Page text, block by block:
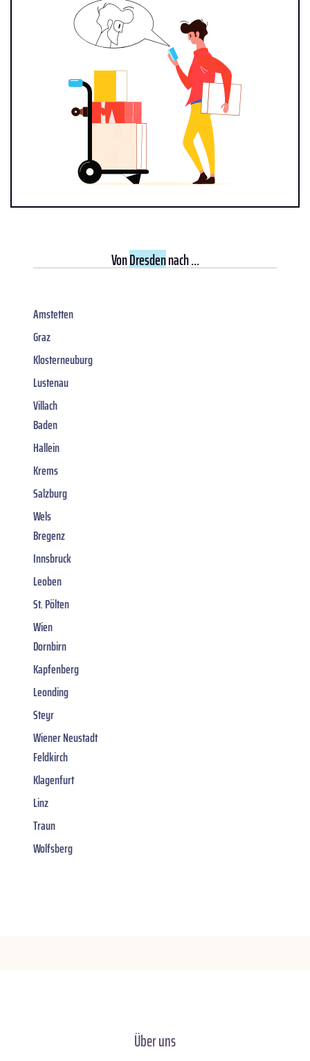
VonDresdennach ...
Amstetten
Graz
Klosterneuburg
Lustenau
Villach
Baden
Hallein
Krems
Salzburg
Wels
Bregenz
Innsbruck
Leoben
St. Pölten
Wien
Dornbirn
Kapfenberg
Leonding
Steyr
Wiener Neustadt
Feldkirch
Klagenfurt
Linz
Traun
Wolfsberg
Über uns